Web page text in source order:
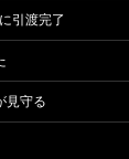
引渡完了
見守る